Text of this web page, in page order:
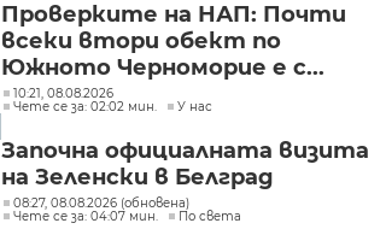
Проверките на НАП: Почти
всеки втори обект по
Южното Черноморие е с...
10:21, 08.08.2026
Чете се за: 02:02 мин.
У нас
Започна официалната визита
на Зеленски в Белград
08:27, 08.08.2026 (обновена)
Чете се за: 04:07 мин.
По света